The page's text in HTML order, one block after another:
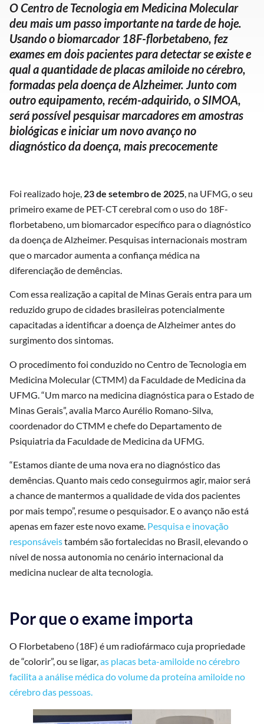
O Centro de Tecnologia em Medicina Molecular
deu mais um passo importante na tarde de hoje.
Usando o biomarcador 18F-florbetabeno, fez
exames em dois pacientes para detectar se existe e
qual a quantidade de placas amiloide no cérebro,
formadas pela doença de Alzheimer. Junto com
outro equipamento, recém-adquirido, o SIMOA,
será possível pesquisar marcadores em amostras
biológicas e iniciar um novo avanço no
diagnóstico da doença, mais precocemente
Foi realizado hoje, 23 de setembro de 2025, na UFMG, o seu
primeiro exame de PET-CT cerebral com o uso do 18F-
florbetabeno, um biomarcador específico para o diagnóstico
da doença de Alzheimer. Pesquisas internacionais mostram
que o marcador aumenta a confiança médica na
diferenciação de demências.
Com essa realização a capital de Minas Gerais entra para um
reduzido grupo de cidades brasileiras potencialmente
capacitadas a identificar a doença de Alzheimer antes do
surgimento dos sintomas.
O procedimento foi conduzido no Centro de Tecnologia em
Medicina Molecular (CTMM) da Faculdade de Medicina da
UFMG. “Um marco na medicina diagnóstica para o Estado de
Minas Gerais”, avalia Marco Aurélio Romano-Silva,
coordenador do CTMM e chefe do Departamento de
Psiquiatria da Faculdade de Medicina da UFMG.
“Estamos diante de uma nova era no diagnóstico das
demências. Quanto mais cedo conseguirmos agir, maior será
a chance de mantermos a qualidade de vida dos pacientes
por mais tempo”, resume o pesquisador. E o avanço não está
apenas em fazer este novo exame. Pesquisa e inovação
responsáveistambém são fortalecidas no Brasil, elevando o
nível de nossa autonomia no cenário internacional da
medicina nuclear de alta tecnologia.
Por que o exame importa
O Florbetabeno (18F) é um radiofármaco cuja propriedade
de “colorir”, ou se ligar,as placas beta-amiloide no cérebro
facilita a análise médica do volume da proteína amiloide no
cérebro das pessoas.